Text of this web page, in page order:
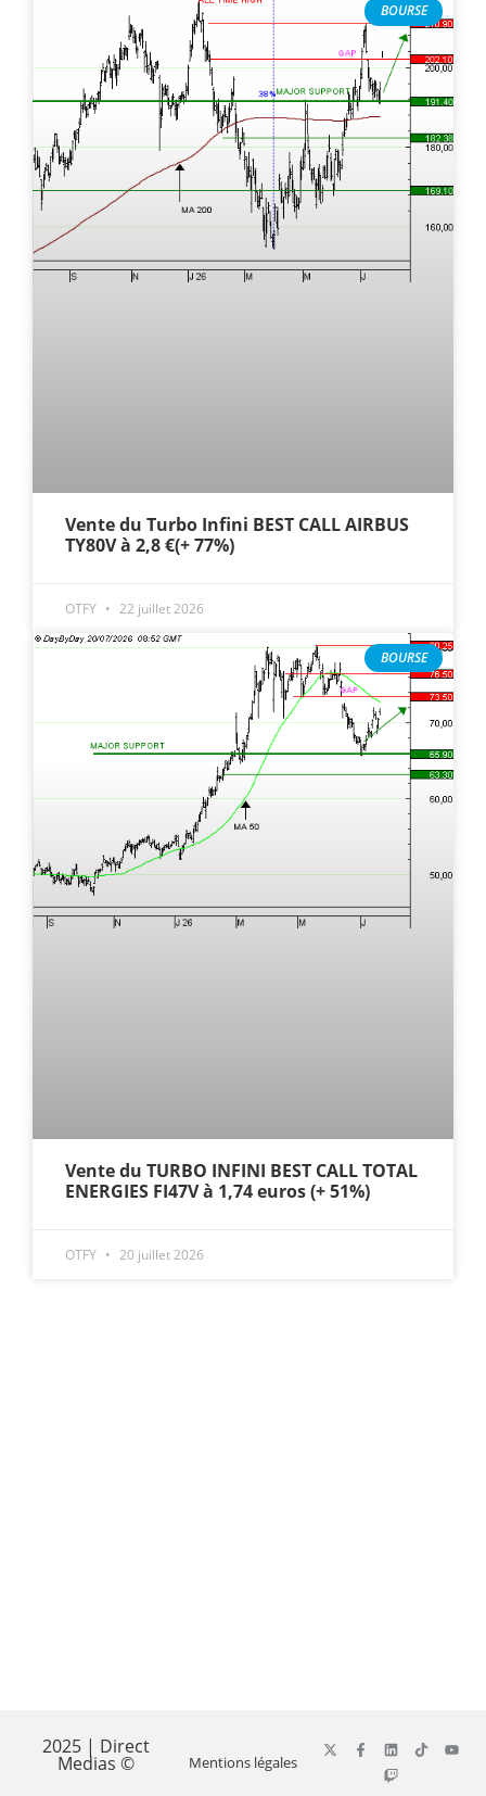
BOURSE
Vente du Turbo Infini BEST CALL AIRBUS
TY80V à 2,8 €(+ 77%)
OTFY 22 juillet 2026
BOURSE
Vente du TURBO INFINI BEST CALL TOTAL
ENERGIES FI47V à 1,74 euros (+ 51%)
OTFY 20 juillet 2026
2025 | Direct
Medias © Mentions légales